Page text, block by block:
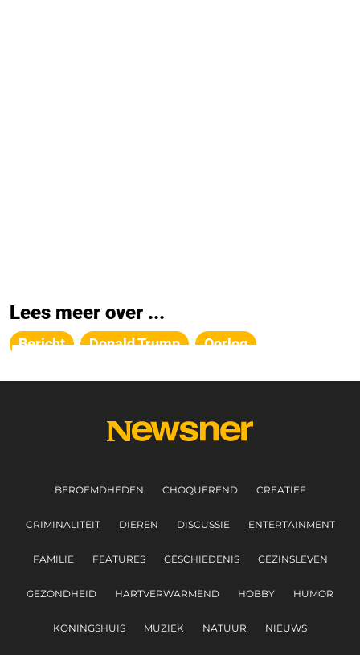
Lees meer over ...
Bericht Donald Trump Oorlog
BEROEMDHEDEN CHOQUEREND CREATIEF
CRIMINALITEIT DIEREN DISCUSSIE ENTERTAINMENT
FAMILIE FEATURES GESCHIEDENIS GEZINSLEVEN
GEZONDHEID HARTVERWARMEND HOBBY HUMOR
KONINGSHUIS MUZIEK NATUUR NIEUWS